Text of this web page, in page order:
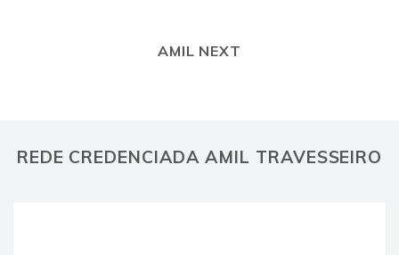
AMIL NEXT
REDE CREDENCIADA AMIL TRAVESSEIRO